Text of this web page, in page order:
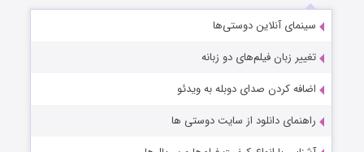
سینمای آنلاین دوستی‌ها
تغییر زبان فیلم‌های دو زبانه
اضافه کردن صدای دوبله به ویدئو
راهنمای دانلود از سایت دوستی ها